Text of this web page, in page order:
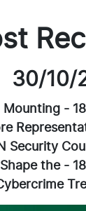
30/10/
-
Mounting
Security
-
the